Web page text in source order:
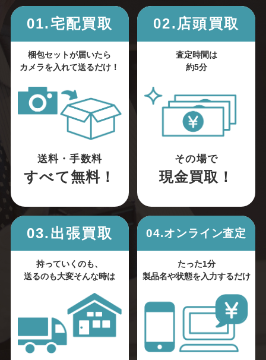
01.宅配買取
梱包セットが届いたら
カメラを入れて送るだけ！
送料・手数料
すべて無料！
02.店頭買取
査定時間は
約5分
その場で
現金買取！
03.出張買取
持っていくのも、
送るのも大変そんな時は
04.オンライン査定
たった1分
製品名や状態を入力するだけ